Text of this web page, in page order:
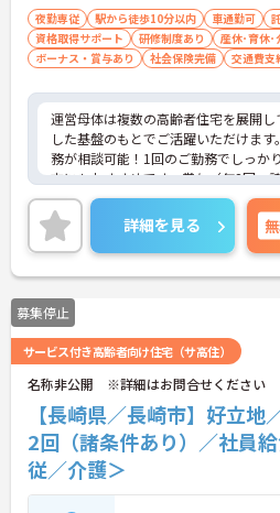
夜勤専従 駅から徒歩10分以内 車通勤可
資格取得サポート
研修制度あり
産休･育休･
ボーナス・賞与あり
社会保険完備 交通費支
運営母体は複数の高齢者住宅を展開し
した基盤のもとでご活躍いただけま
務が相談可能！1回のご勤務でしっか
方にもおすすめです。賞与（年2回、
実績もあり、あなたの頑張りがしっ
ます。無料の社員給食（1日1食）や
職をサポートする育児給付金+（プラ
大10万円）、資格取得支援制度（最
など、福利厚生も充実しています。社
リアパス制度も整っており、スキルア
たい方にも最適です。ご興味のある方
策ポイントなど、さらに詳細をお話し
気軽にご相談ください！
詳細を見る
募集停止
サービス付き高齢者向け住宅（サ高住）
名称非公開 ※詳細はお問合せください
【長崎県／長崎市】好立
2回（諸条件あり）／社員
従／介護＞